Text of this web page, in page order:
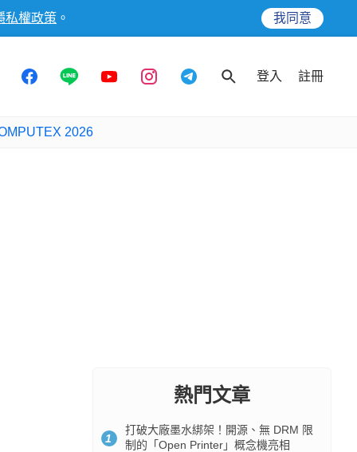
私權政策 。 我同意
登入 註冊
2026
熱門文章
1
打破大廠墨水綁架！開源、無 DRM 限
制的「Open Printer」概念機亮相